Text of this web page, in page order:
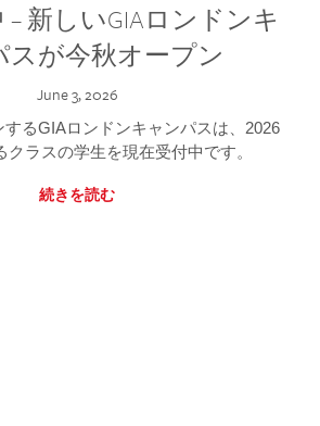
新しいGIAロンドンキ
スが今秋オープン
June 3, 2026
るGIAロンドンキャンパスは、2026
クラスの学生を現在受付中です。
続きを読む